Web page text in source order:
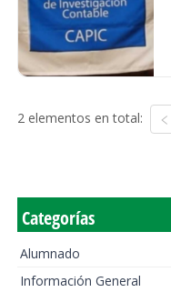
2 elementos en total:
Categorías
Alumnado
Información General